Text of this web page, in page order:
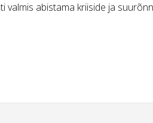
valmis abistama kriiside ja